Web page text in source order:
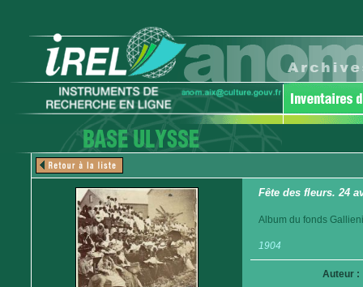
Fête des fleurs. 24
Album du fonds
1904
Auteur :